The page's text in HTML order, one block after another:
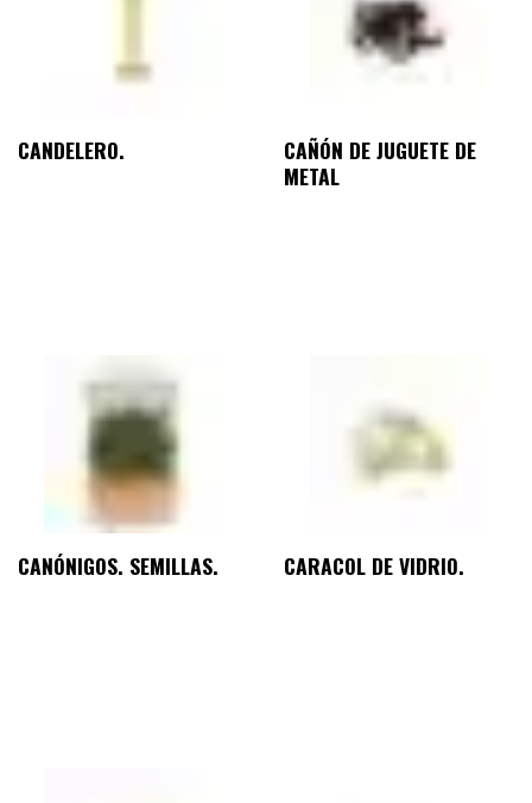
CANDELERO.
CAÑÓN DE JUGUETE DE
METAL
CANÓNIGOS. SEMILLAS. CARACOL DE VIDRIO.